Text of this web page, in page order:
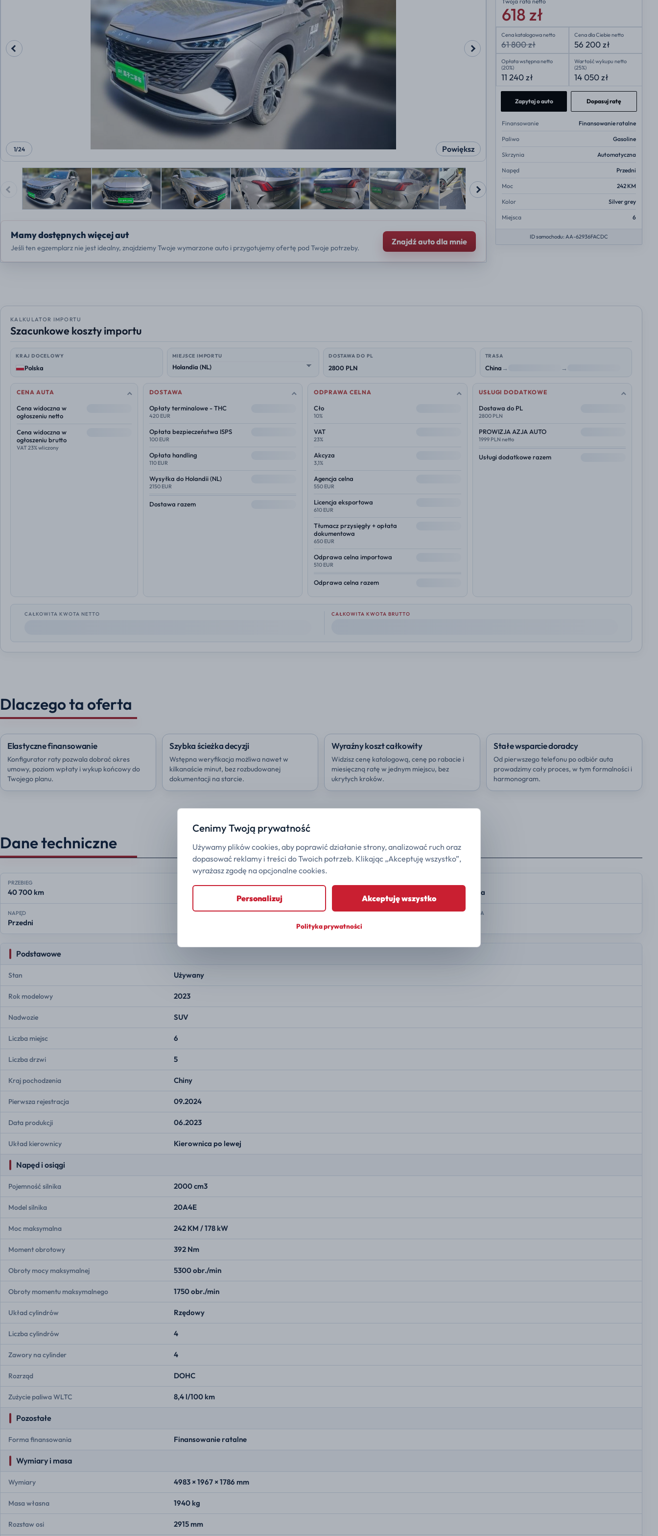
Powiększ
1/24
Mamy dostępnych więcej aut
Jeśli ten egzemplarz nie jest idealny, znajdziemy Twoje wymarzone auto i przygotujemy ofertę pod Twoje potrzeby.
Znajdź auto dla mnie
618 zł
Cena katalogowa netto
61 800 zł
Cena dla Ciebie netto
56 200 zł
Opłata wstępna netto
(20%)
11 240 zł
Wartość wykupu netto
(25%)
14 050 zł
Zapytaj o auto Dopasuj ratę
Finansowanie Finansowanie ratalne
Paliwo Gasoline
Skrzynia Automatyczna
Napęd Przedni
Moc 242 KM
Kolor Silver grey
Miejsca 6
ID samochodu: AA-62936FACDC
KALKULATOR IMPORTU
Szacunkowe koszty importu
KRAJ DOCELOWY
Polska
MIEJSCE IMPORTU DOSTAWA DO PL
2800 PLN
TRASA
China→ →
CENA AUTA
Cena widoczna w
ogłoszeniu netto
Cena widoczna w
ogłoszeniu brutto
VAT 23% wliczony
DOSTAWA
Opłaty terminalowe - THC
420 EUR
Opłata bezpieczeństwa ISPS
100 EUR
Opłata handling
110 EUR
Wysyłka do Holandii (NL)
2150 EUR
Dostawa razem
ODPRAWA CELNA
Cło
10%
VAT
23%
Akcyza
3,1%
Agencja celna
550 EUR
Licencja eksportowa
610 EUR
Tłumacz przysięgły + opłata
dokumentowa
650 EUR
Odprawa celna importowa
510 EUR
Odprawa celna razem
USŁUGI DODATKOWE
Dostawa do PL
2800 PLN
PROWIZJA AZJA AUTO
1999 PLN netto
Usługi dodatkowe razem
CAŁKOWITA KWOTA NETTO CAŁKOWITA KWOTA BRUTTO
Dlaczego ta oferta
Elastyczne finansowanie
Konfigurator raty pozwala dobrać okres
umowy, poziom wpłaty i wykup końcowy do
Twojego planu.
Szybka ścieżka decyzji
Wstępna weryfikacja możliwa nawet w
kilkanaście minut, bez rozbudowanej
dokumentacji na starcie.
Wyraźny koszt całkowity
Widzisz cenę katalogową, cenę po rabacie i
miesięczną ratę w jednym miejscu, bez
ukrytych kroków.
Stałe wsparcie doradcy
Od pierwszego telefonu po odbiór auta
prowadzimy cały proces, w tym formalności i
harmonogram.
Dane techniczne
PRZEBIEG
40 700 km Automatyczna
NAPĘD
Przedni
MOC KOLOR NADWOZIA
Podstawowe
Stan Używany
Rok modelowy 2023
Nadwozie SUV
Liczba miejsc 6
Liczba drzwi 5
Kraj pochodzenia Chiny
Pierwsza rejestracja 09.2024
Data produkcji 06.2023
Układ kierownicy Kierownica po lewej
Napęd i osiągi
Pojemność silnika 2000 cm3
Model silnika 20A4E
Moc maksymalna 242 KM / 178 kW
Moment obrotowy 392 Nm
Obroty mocy maksymalnej 5300 obr./min
Obroty momentu maksymalnego 1750 obr./min
Układ cylindrów Rzędowy
Liczba cylindrów 4
Zawory na cylinder 4
Rozrząd DOHC
Zużycie paliwa WLTC 8,4 l/100 km
Pozostałe
Forma finansowania Finansowanie ratalne
Wymiary i masa
Wymiary 4983 × 1967 × 1786 mm
Masa własna 1940 kg
Rozstaw osi 2915 mm
Cenimy Twoją prywatność
Używamy plików cookies, aby poprawić działanie strony, analizować ruch oraz
dopasować reklamy i treści do Twoich potrzeb. Klikając „Akceptuję wszystko”,
wyrażasz zgodę na opcjonalne cookies.
Personalizuj Akceptuję wszystko
Polityka prywatności